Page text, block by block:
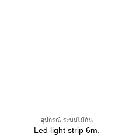
อุปกรณ์ ระบบไม้กั้น
Led light strip 6m.